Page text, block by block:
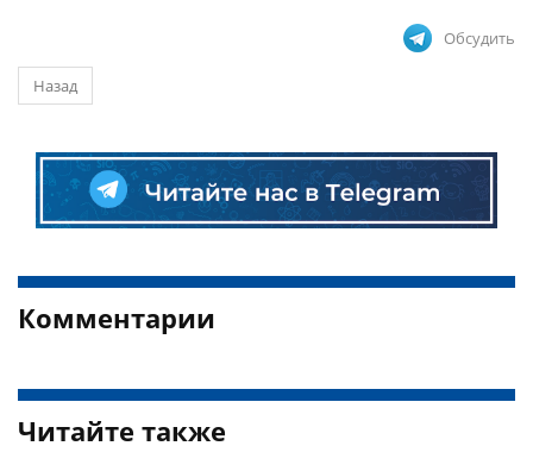
Обсудить
Назад
Комментарии
Читайте также